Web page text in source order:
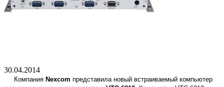
30.04.2014
Компания Nexcom представила новый встраиваемый компьютер